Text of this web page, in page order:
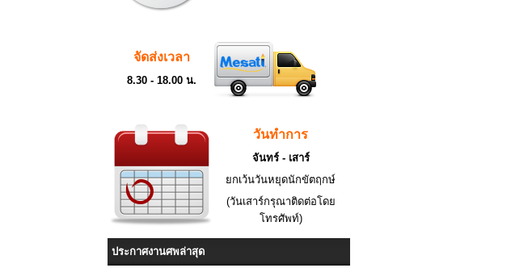
จัดส่งเวลา
8.30 - 18.00 น.
วันทำการ
จันทร์ - เสาร์
ยกเว้นวันหยุดนักขัตฤกษ์
(วันเสาร์กรุณาติดต่อโดย
โทรศัพท์)
ประกาศงานศพล่าสุด